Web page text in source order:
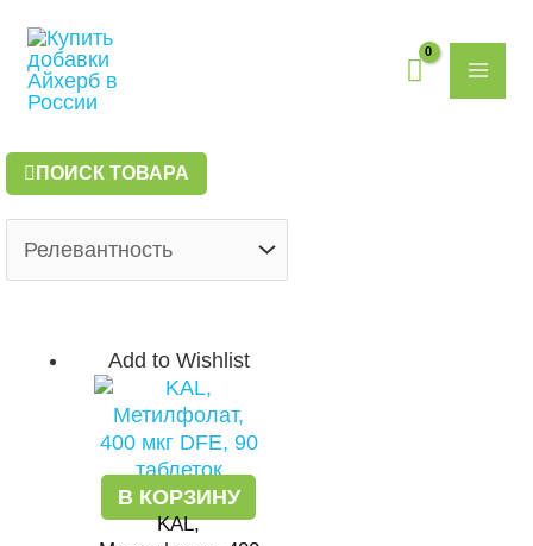
содержимому
ПОИСК ТОВАРА
Add to Wishlist
В КОРЗИНУ
KAL,